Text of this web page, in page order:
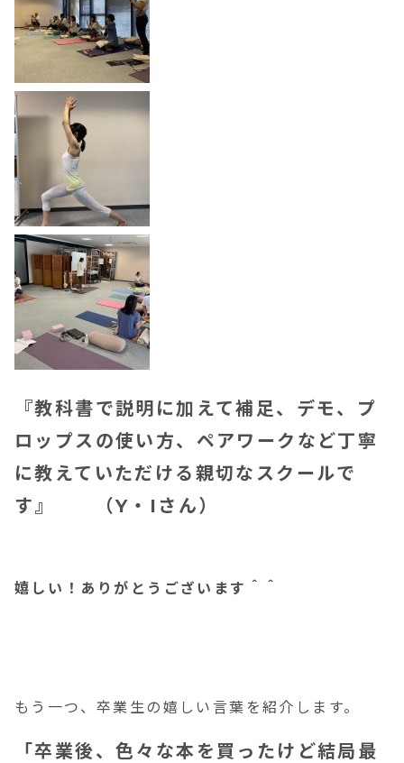
『教科書で説明に加えて補足、デモ、プ
ロップスの使い方、ペアワークなど丁寧
に教えていただける親切なスクールで
す』 （Y・Iさん）
嬉しい！ありがとうございます＾＾
もう一つ、卒業生の嬉しい言葉を紹介します。
「卒業後、色々な本を買ったけど結局最